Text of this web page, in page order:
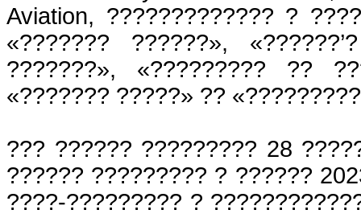
Aviation, ????????????? ?
«??????? ??????»,
???????», «????????? ??
«??????? ?????» ??
??? ?????? ????????? 28
?????? ????????? ? ??????
????-????????? ?